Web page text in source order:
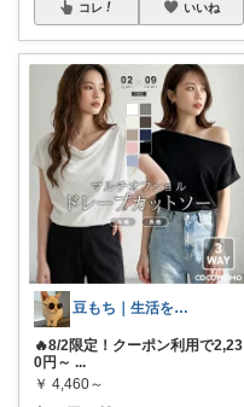
コレ いいね
豆もち｜生活を彩るマストバイ
🔥8/2限定！クーポン利用で2,23
0円～ ...
￥ 4,460～